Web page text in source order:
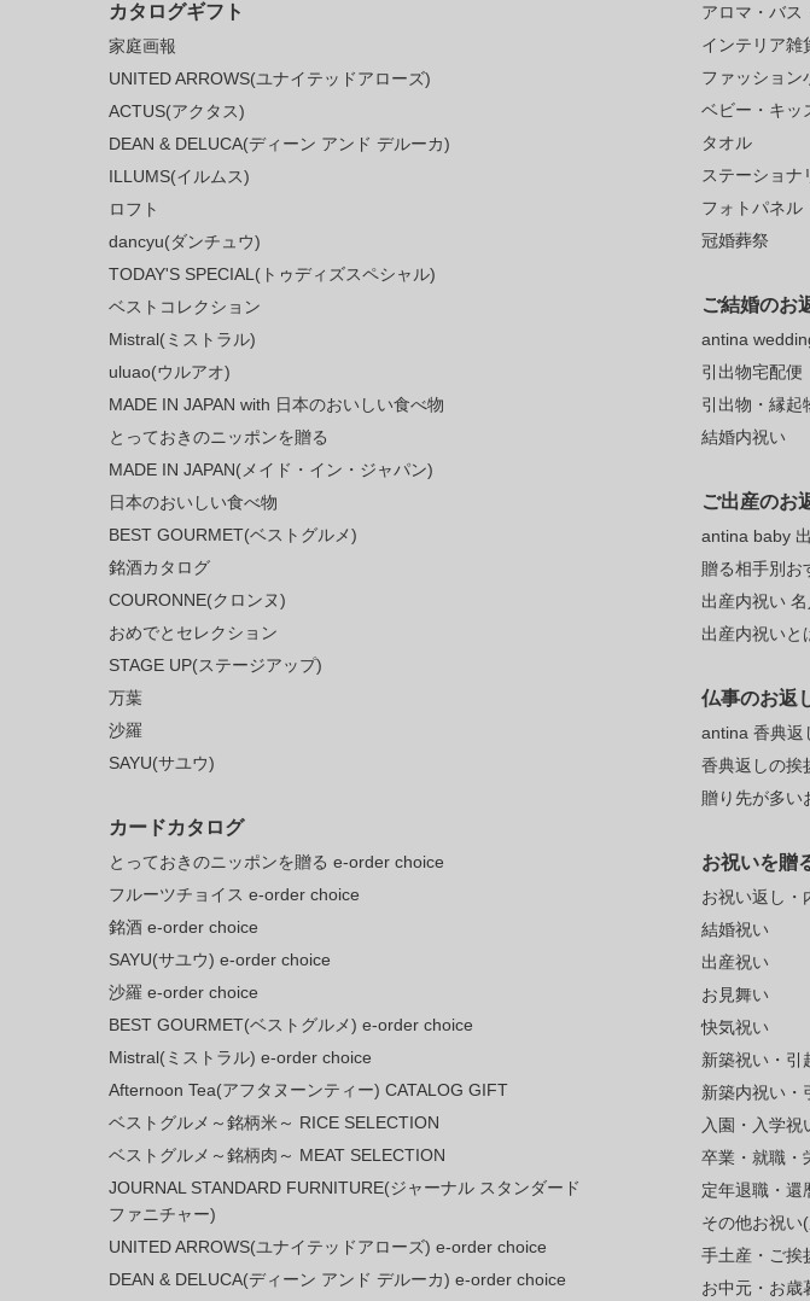
カタログギフト
家庭画報
UNITED ARROWS(ユナイテッドアローズ)
ACTUS(アクタス)
DEAN & DELUCA(ディーン アンド デルーカ)
ILLUMS(イルムス)
ロフト
dancyu(ダンチュウ)
TODAY'S SPECIAL(トゥディズスペシャル)
ベストコレクション
Mistral(ミストラル)
uluao(ウルアオ)
MADE IN JAPAN with 日本のおいしい食べ物
とっておきのニッポンを贈る
MADE IN JAPAN(メイド・イン・ジャパン)
日本のおいしい食べ物
BEST GOURMET(ベストグルメ)
銘酒カタログ
COURONNE(クロンヌ)
おめでとセレクション
STAGE UP(ステージアップ)
万葉
沙羅
SAYU(サユウ)
カードカタログ
とっておきのニッポンを贈る e-order choice
フルーツチョイス e-order choice
銘酒 e-order choice
SAYU(サユウ) e-order choice
沙羅 e-order choice
BEST GOURMET(ベストグルメ) e-order choice
Mistral(ミストラル) e-order choice
Afternoon Tea(アフタヌーンティー) CATALOG GIFT
ベストグルメ～銘柄米～ RICE SELECTION
ベストグルメ～銘柄肉～ MEAT SELECTION
JOURNAL STANDARD FURNITURE(ジャーナル スタンダード
ファニチャー)
UNITED ARROWS(ユナイテッドアローズ) e-order choice
DEAN & DELUCA(ディーン アンド デルーカ) e-order choice
アロマ・バス
インテリア雑
ファッション
ベビー・キッ
タオル
ステーショナ
フォトパネル
冠婚葬祭
ご結婚のお
antina
引出物宅配便
引出物・縁起
結婚内祝い
ご出産のお
antina baby
贈る相手別お
出産内祝い
出産内祝いと
仏事のお返
antina 香典返
香典返しの挨
贈り先が多い
お祝いを贈
お祝い返し・
結婚祝い
出産祝い
お見舞い
快気祝い
新築祝い・引
新築内祝い・
入園・入学祝
卒業・就職・
定年退職・還
その他お祝い
手土産・ご挨
お中元・お歳